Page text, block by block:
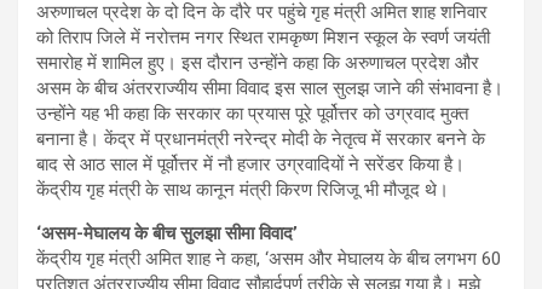
अरुणाचल प्रदेश के दो दिन के दौरे पर पहुंचे गृह मंत्री अमित शाह शनिवार
को तिराप जिले में नरोत्तम नगर स्थित रामकृष्ण मिशन स्कूल के स्वर्ण जयंती
समारोह में शामिल हुए। इस दौरान उन्होंने कहा कि अरुणाचल प्रदेश और
असम के बीच अंतरराज्यीय सीमा विवाद इस साल सुलझ जाने की संभावना है।
उन्होंने यह भी कहा कि सरकार का प्रयास पूरे पूर्वोत्तर को उग्रवाद मुक्त
बनाना है। केंद्र में प्रधानमंत्री नरेन्द्र मोदी के नेतृत्व में सरकार बनने के
बाद से आठ साल में पूर्वोत्तर में नौ हजार उग्रवादियों ने सरेंडर किया है।
केंद्रीय गृह मंत्री के साथ कानून मंत्री किरण रिजिजू भी मौजूद थे।
‘असम-मेघालय के बीच सुलझा सीमा विवाद’
केंद्रीय गृह मंत्री अमित शाह ने कहा, ‘असम और मेघालय के बीच लगभग 60